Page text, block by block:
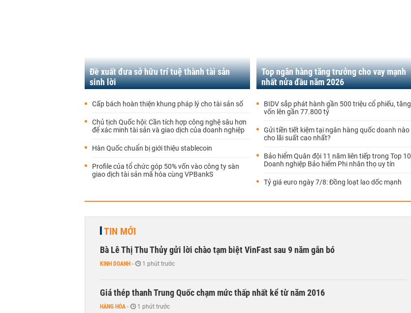
Đề xuất đưa sở hữu trí tuệ thành tài sản
sinh lời
Cấp bách hoàn thiện khung pháp lý cho tài sản số
Chủ tịch Quốc hội: Cần tích hợp công nghệ sâu hơn
để xác minh tài sản và giao dịch của doanh nghiệp
Hàn Quốc chuẩn bị giới thiệu stablecoin
Profile của tổ chức góp 50% vốn vào công ty sàn
giao dịch tài sản mã hóa cùng VPBankS
Top ngân hàng tăng trưởng cho vay mạnh
nhất nửa đầu năm 2026
BIDV sắp phát hành gần 500 triệu cổ phiếu, tăng
vốn lên gần 77.800 tỷ
Gửi tiền tiết kiệm tại ngân hàng quốc doanh nào
cho lãi suất cao nhất?
Bảo hiểm Quân đội 11 năm liên tiếp trong Top 10
Doanh nghiệp Bảo hiểm Phi nhân thọ uy tín
Tỷ giá euro ngày 7/8: Đồng loạt lao dốc mạnh
TIN MỚI
Bà Lê Thị Thu Thủy gửi lời chào tạm biệt VinFast sau 9 năm gắn bó
KINH DOANH - 1 phút trước
Giá thép thanh Trung Quốc chạm mức thấp nhất kể từ năm 2016
HÀNG HÓA - 1 phút trước